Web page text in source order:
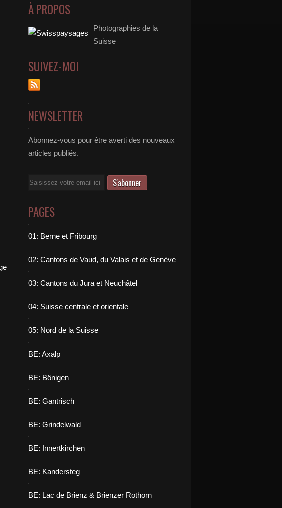
À PROPOS
Photographies de la
Suisse
SUIVEZ-MOI
NEWSLETTER
Abonnez-vous pour être averti des nouveaux
articles publiés.
Email
PAGES
01: Berne et Fribourg
02: Cantons de Vaud, du Valais et de Genève
03: Cantons du Jura et Neuchâtel
04: Suisse centrale et orientale
05: Nord de la Suisse
BE: Axalp
BE: Bönigen
BE: Gantrisch
BE: Grindelwald
BE: Innertkirchen
BE: Kandersteg
BE: Lac de Brienz & Brienzer Rothorn